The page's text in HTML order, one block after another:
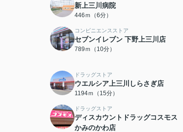
新上三川病院
446ｍ（6分）
コンビニエンスストア
セブンイレブン 下野上三川店
789ｍ（10分）
ドラッグストア
ウエルシア上三川しらさぎ店
1194ｍ（15分）
ドラッグストア
ディスカウントドラッグコスモス
かみのかわ店